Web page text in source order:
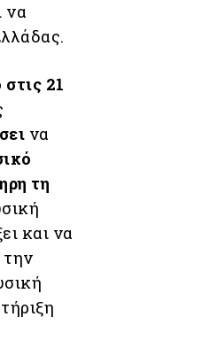
να
21
να
τη
και να
την